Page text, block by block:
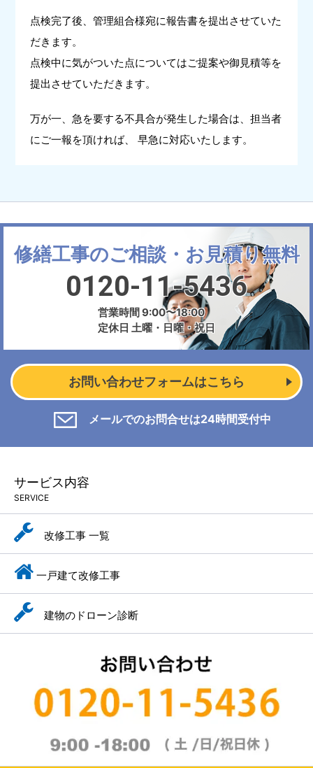
点検完了後、管理組合様宛に報告書を提出させていた
だきます。
点検中に気がついた点についてはご提案や御見積等を
提出させていただきます。
万が一、急を要する不具合が発生した場合は、担当者
にご一報を頂ければ、 早急に対応いたします。
修繕工事のご相談・お見積り無料
0120-11-5436
営業時間 9:00〜18:00
定休日 土曜・日曜・祝日
お問い合わせフォームはこちら
メールでのお問合せは24時間受付中
サービス内容
SERVICE
改修工事 一覧
一戸建て改修工事
建物のドローン診断